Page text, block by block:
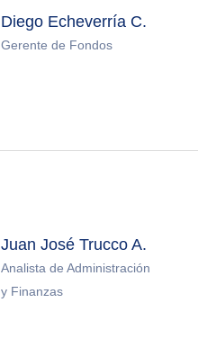
Diego Echeverría C.
Gerente de Fondos
Juan José Trucco A.
Analista de Administración
y Finanzas